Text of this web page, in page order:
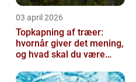
03 april 2026
Topkapning af træer:
hvornår giver det mening,
og hvad skal du være